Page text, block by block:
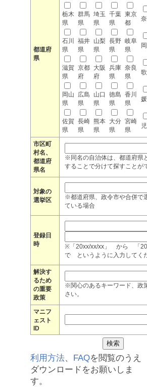
都道府
県
栃木
県
群馬
県
埼玉
県
千葉
県
東京
都
石川
県
福井
県
山梨
県
長野
県
岐阜
県
滋賀
県
京都
府
大阪
府
兵庫
県
奈良
県
岡山
県
広島
県
山口
県
徳島
県
香川
県
佐賀
県
長崎
県
熊本
県
大分
県
宮崎
県
市区町
村名、
都道府
県名
※同名の自治体は、都道府県
することで分けて探すことが
対象の
選挙区
※都道府県、政令市や合併で
ている場合
登録日
時
※「20xx/xx/xx」 から 「
で というように入力してく
解決す
るため
の重要
政策
※関心のあるキーワード、政
さい。
マニフ
ェスト
ID
利用方法、 FAQを閲覧のうえ
ダウンロードをお願いしま
す。